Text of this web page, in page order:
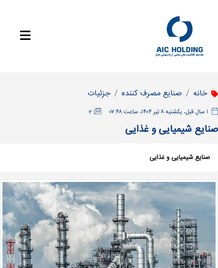
خانه صنایع مصرف کننده جزئیات
2
صنایع شیمیایی و غذایی
صنایع شیمیایی و غذایی